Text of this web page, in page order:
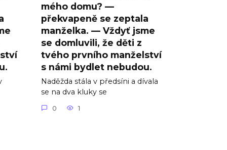
mého domu? —
překvapeně se zeptala
manželka. — Vždyť jsme
se domluvili, že děti z
tvého prvního manželství
s námi bydlet nebudou.
Naděžda stála v předsíni a dívala
se na dva kluky se
0 1